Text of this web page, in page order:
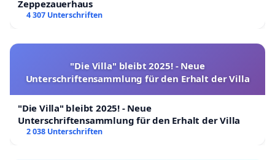
Zeppezauerhaus
4 307 Unterschriften
"Die Villa" bleibt 2025! - Neue
Unterschriftensammlung für den Erhalt der Villa
"Die Villa" bleibt 2025! - Neue
Unterschriftensammlung für den Erhalt der Villa
2 038 Unterschriften